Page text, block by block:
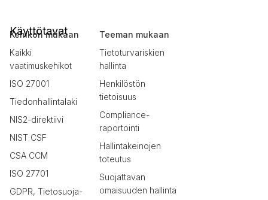
Käyttötavat
Kehikon mukaan
Kaikki
vaatimuskehikot
ISO 27001
Tiedonhallintalaki
NIS2-direktiivi
NIST CSF
CSA CCM
ISO 27701
GDPR, Tietosuoja-
Teeman mukaan
Tietoturvariskien
hallinta
Henkilöstön
tietoisuus
Compliance-
raportointi
Hallintakeinojen
toteutus
Suojattavan
omaisuuden hallinta